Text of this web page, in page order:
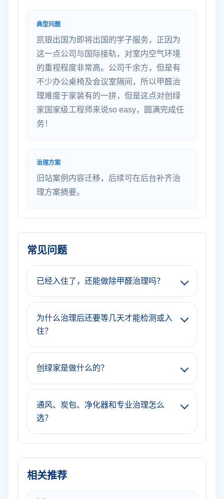
典型问题
凯银出国为即将出国的学子服务，正因为
这一点公司与国际接轨，对室内空气环境
的重视程度非常高。公司千余方，但是有
不少办公桌椅及会议室隔间，所以甲醛治
理难度于家装有的一拼，但是这点对创绿
家国家级工程师来说so easy，圆满完成任
务！
治理方案
旧站案例内容迁移，后续可在后台补齐治
理方案摘要。
常见问题
已经入住了，还能做除甲醛治理吗？
为什么治理后还要等几天才能检测或入
住？
创绿家是做什么的？
通风、炭包、净化器和专业治理怎么
选？
相关推荐